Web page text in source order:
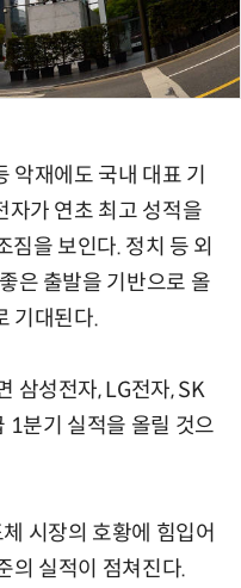
악재에도 국내 대표 기
자가 연초 최고 성적을
짐을 보인다. 정치 등 외
은 출발을 기반으로 올
기대된다.
삼성전자, LG전자, SK
1분기 실적을 올릴 것으
시장의 호황에 힘입어
의 실적이 점쳐진다.